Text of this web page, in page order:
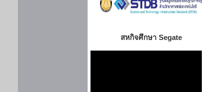
สหกิจศึกษา Segate